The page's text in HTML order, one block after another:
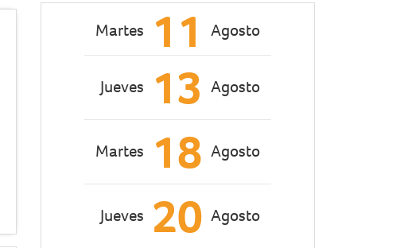
Martes 11 Agosto
Jueves 13 Agosto
Martes 18 Agosto
Jueves 20 Agosto